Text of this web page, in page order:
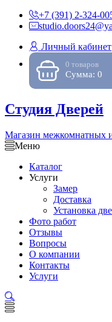
+7 (391) 2-324-
Личный кабинет
0 товаров
Сумма: 0
Студия Дверей
Магазин межкомнатных
Меню
Каталог
Услуги
Замер
Доставка
Установка
Фото работ
Отзывы
Вопросы
О компании
Контакты
Услуги